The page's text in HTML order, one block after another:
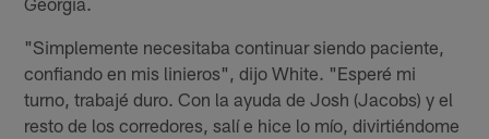
"Simplemente necesitaba continuar siendo paciente,
confiando en mis linieros", dijo White. "Esperé mi
turno, trabajé duro. Con la ayuda de Josh (Jacobs) y el
resto de los corredores, salí e hice lo mío, divirtiéndome